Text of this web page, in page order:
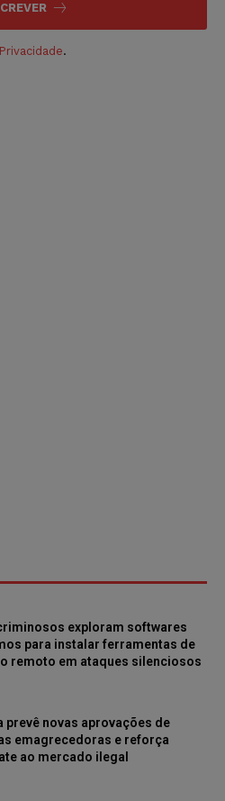
.
exploram softwares
para instalar ferramentas de
remoto em ataques silenciosos
prevê novas aprovações de
emagrecedoras e reforça
ao mercado ilegal